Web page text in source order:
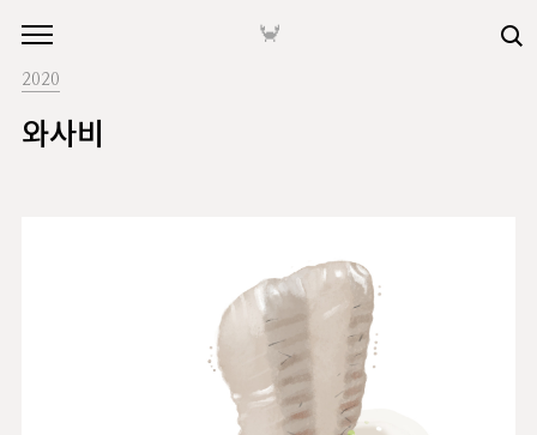
🦀
2020
와사비